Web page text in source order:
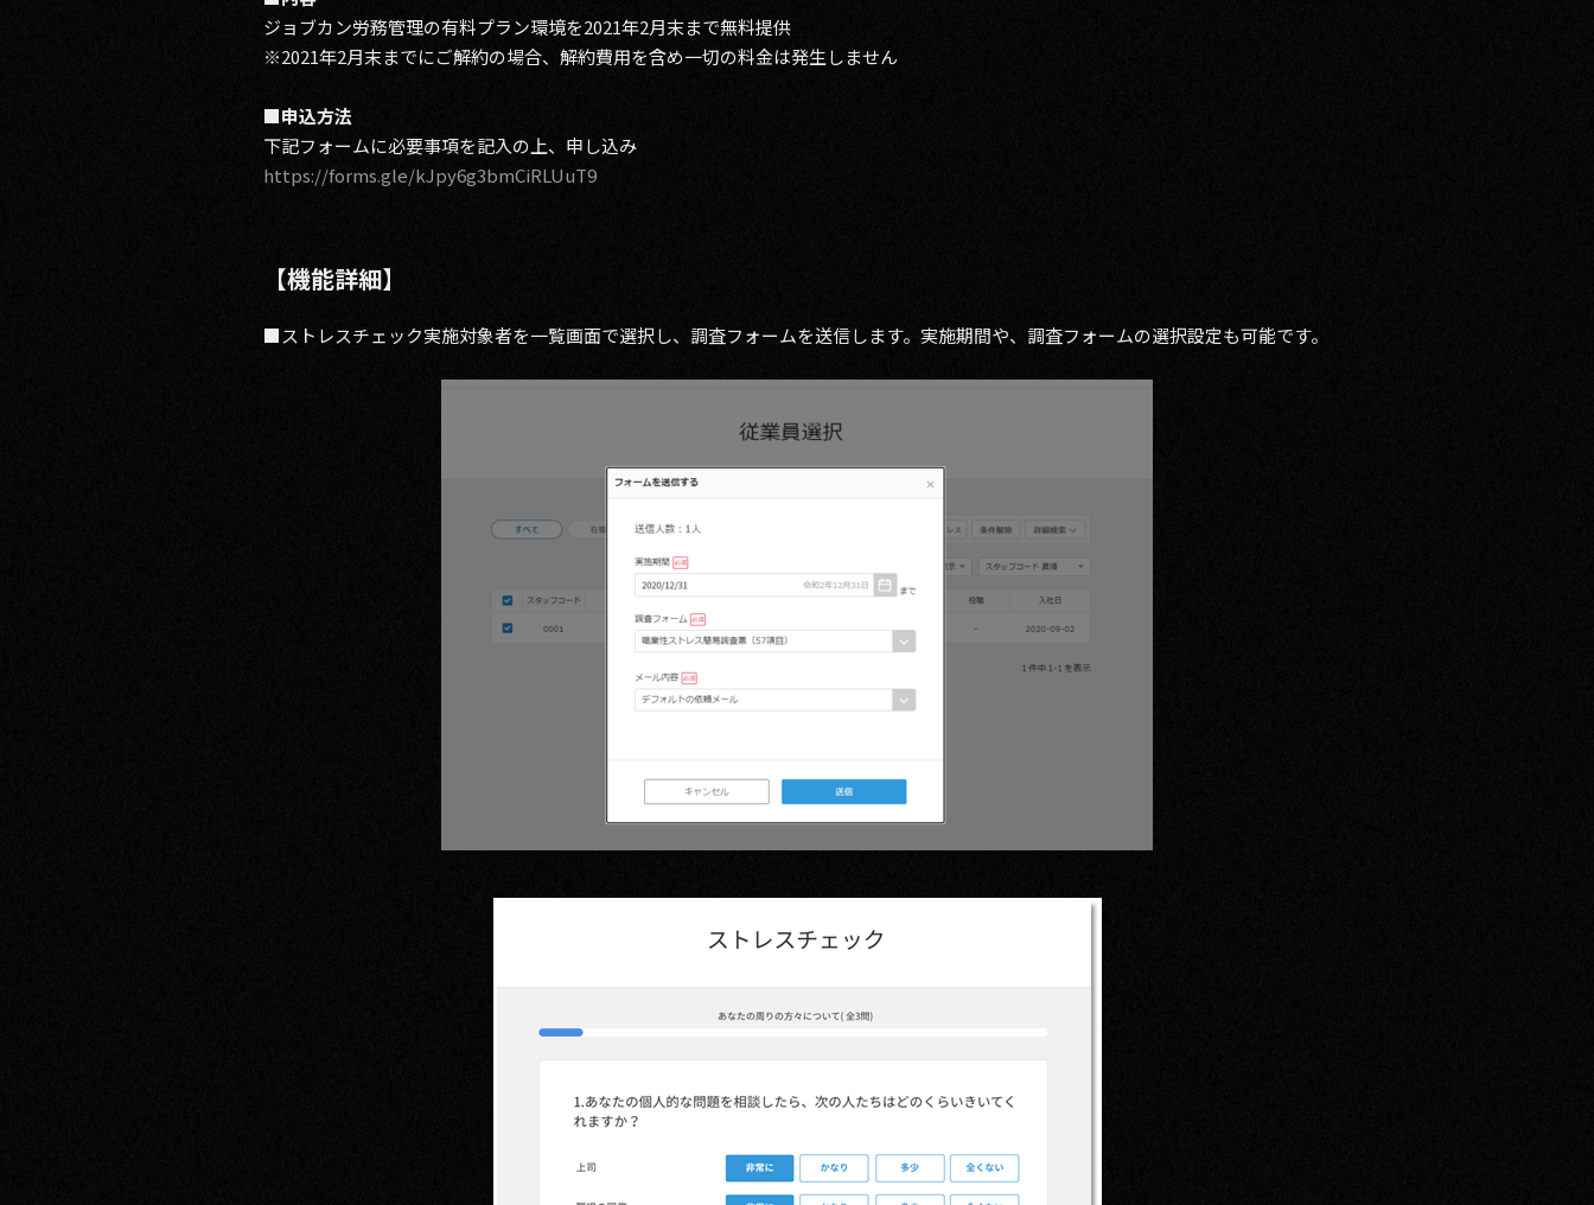
ジョブカン労務管理の有料プラン環境を2021年2月末まで無料提供
※2021年2月末までにご解約の場合、解約費用を含め一切の料金は発生しません
■申込方法
下記フォームに必要事項を記入の上、申し込み
https://forms.gle/kJpy6g3bmCiRLUuT9
【機能詳細】
■ストレスチェック実施対象者を一覧画面で選択し、調査フォームを送信します。実施期間や、調査フォームの選択設定も可能です。